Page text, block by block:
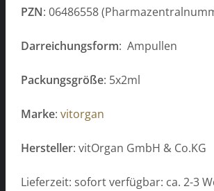
PZN: 06486558
Darreichungsform: Ampullen
Packungsgröße: 5x2ml
Marke: vitorgan
Hersteller: vitOrgan GmbH & Co.KG
Lieferzeit: sofort verfügbar: ca. 2-3